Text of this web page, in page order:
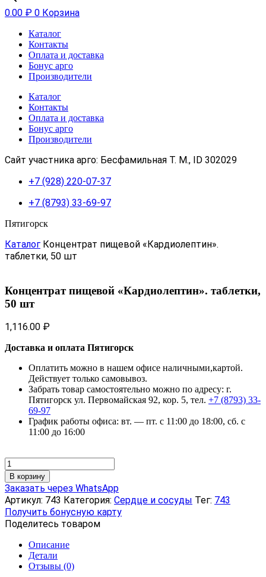
0.00 ₽ 0 Корзина
Каталог
Контакты
Оплата и доставка
Бонус арго
Производители
Каталог
Контакты
Оплата и доставка
Бонус арго
Производители
Сайт участника арго: Бесфамильная Т. М., ID 302029
+7 (928) 220-07-37
+7 (8793) 33-69-97
Пятигорск
Каталог Концентрат пищевой «Кардиолептин».
таблетки, 50 шт
Концентрат пищевой «Кардиолептин». таблетки,
50 шт
1,116.00 ₽
Доставка и оплата Пятигорск
Оплатить можно в нашем офисе наличными,картой.
Действует только самовывоз.
Забрать товар самостоятельно можно по адресу: г.
Пятигорск ул. Первомайская 92, кор. 5, тел. +7 (8793) 33-
69-97
График работы офиса: вт. — пт. с 11:00 до 18:00, сб. с
11:00 до 16:00
Количество
товара
Концентрат
пищевой
"Кардиолептин".
таблетки,
50
В корзину
Заказать через WhatsApp
Артикул: 743 Категория: Сердце и сосуды Тег: 743
Получить бонусную карту
Поделитесь товаром
Описание
Детали
Отзывы (0)